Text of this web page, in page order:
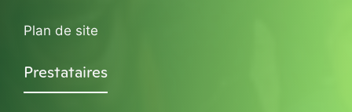
Plan de site
Prestataires